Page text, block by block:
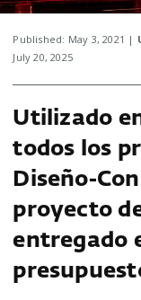
Published: May 3, 2021 |
July 20, 2025
Utilizado
todos los
Diseño-
proyecto
entregado